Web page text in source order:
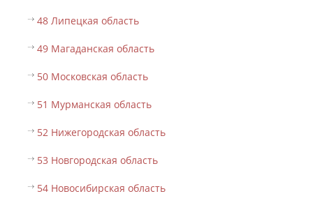
48 Липецкая область
49 Магаданская область
50 Московская область
51 Мурманская область
52 Нижегородская область
53 Новгородская область
54 Новосибирская область